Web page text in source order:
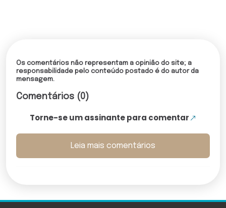
Os comentários não representam a opinião do site; a
responsabilidade pelo conteúdo postado é do autor da
mensagem.
Comentários (0)
Torne-se um assinante para comentar
Leia mais comentários